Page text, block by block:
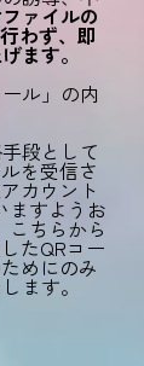
ァイルの
わず、即
ます。
ル」の内
段として
を受信さ
カウント
ますようお
こちらから
たQRコー
めにのみ
ます。